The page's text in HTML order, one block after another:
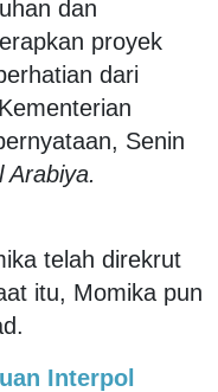
dan
proyek
dari
Senin
Arabiya.
telah direkrut
itu, Momika pun
Interpol